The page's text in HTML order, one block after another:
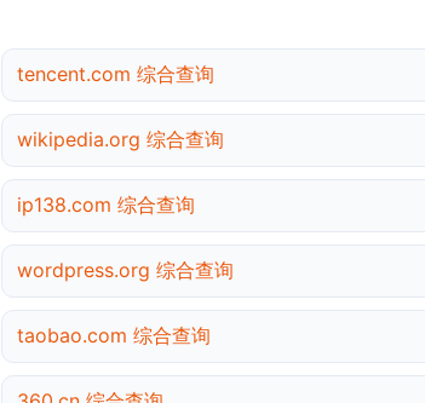
tencent.com 综合查询
wikipedia.org 综合查询
ip138.com 综合查询
wordpress.org 综合查询
taobao.com 综合查询